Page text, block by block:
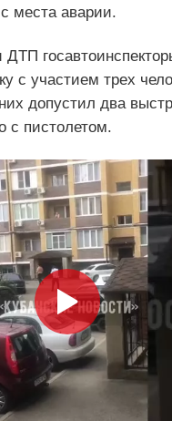
места аварии.
с участием трех
допустил два
с пистолетом.